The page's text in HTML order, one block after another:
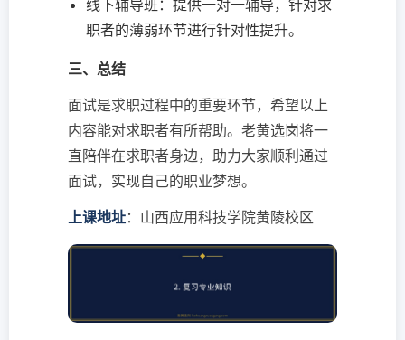
线下辅导班：提供一对一辅导，针对求
职者的薄弱环节进行针对性提升。
三、总结
面试是求职过程中的重要环节，希望以上
内容能对求职者有所帮助。老黄选岗将一
直陪伴在求职者身边，助力大家顺利通过
面试，实现自己的职业梦想。
上课地址：山西应用科技学院黄陵校区